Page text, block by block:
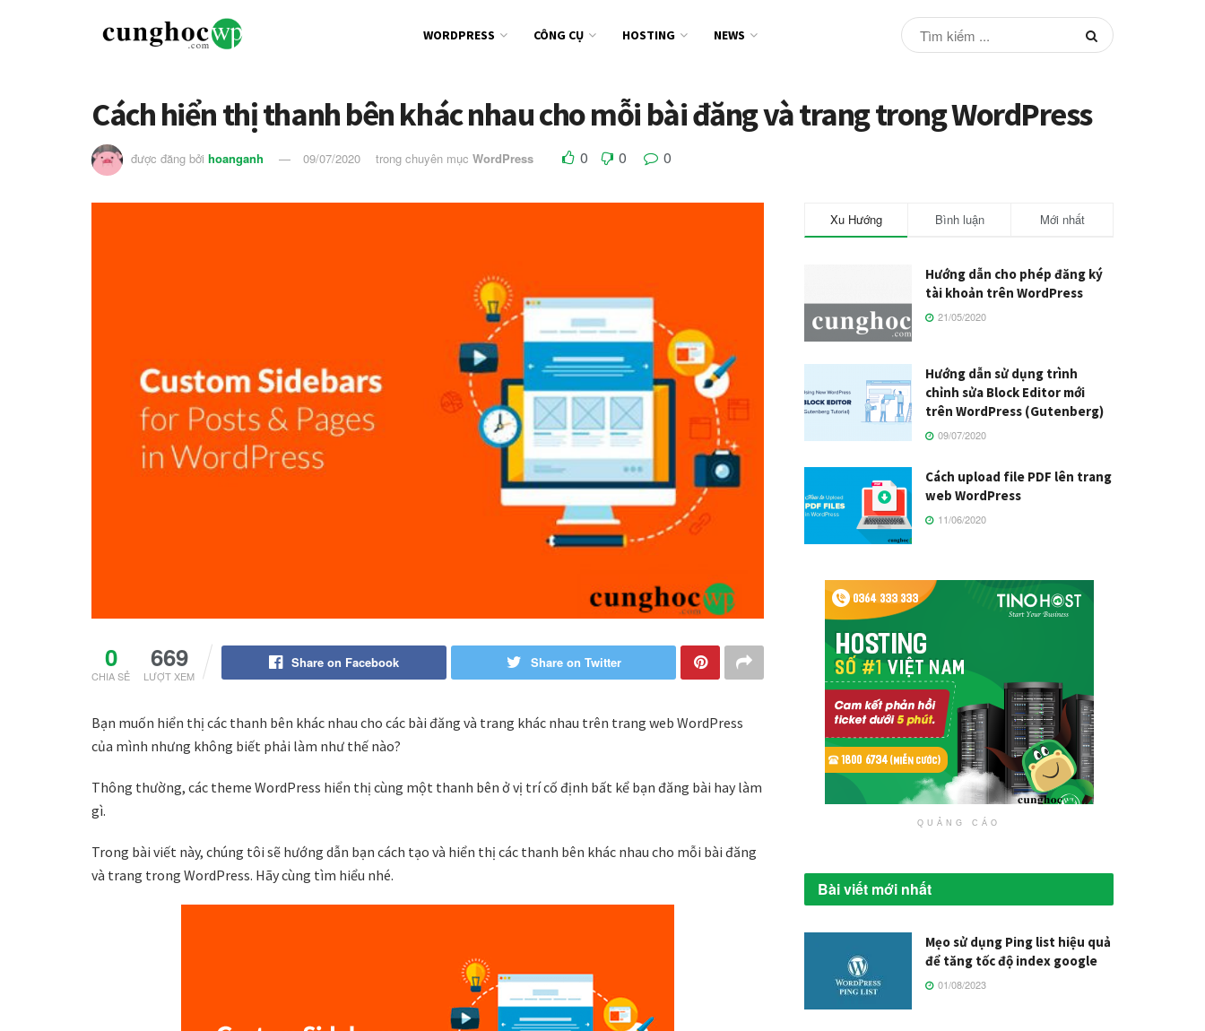
WORDPRESS CÔNG CỤ HOSTING NEWS
Cách hiển thị thanh bên khác nhau cho mỗi bài đăng và trang trong WordPress
được đăng bởi hoanganh 09/07/2020 trong chuyên mục WordPress 0 0 0
0
CHIA SẺ
669
LƯỢT XEM
Share on Facebook Share on Twitter
Bạn muốn hiển thị các thanh bên khác nhau cho các bài đăng và trang khác nhau trên trang web WordPress
của mình nhưng không biết phải làm như thế nào?
Thông thường, các theme WordPress hiển thị cùng một thanh bên ở vị trí cố định bất kể bạn đăng bài hay làm
gì.
Trong bài viết này, chúng tôi sẽ hướng dẫn bạn cách tạo và hiển thị các thanh bên khác nhau cho mỗi bài đăng
và trang trong WordPress. Hãy cùng tìm hiểu nhé.
Xu Hướng Bình luận Mới nhất
Hướng dẫn cho phép đăng ký
tài khoản trên WordPress
21/05/2020
Hướng dẫn sử dụng trình
chỉnh sửa Block Editor mới
trên WordPress (Gutenberg)
09/07/2020
Cách upload file PDF lên trang
web WordPress
11/06/2020
QUẢNG CÁO
Bài viết mới nhất
Mẹo sử dụng Ping list hiệu quả
để tăng tốc độ index google
01/08/2023